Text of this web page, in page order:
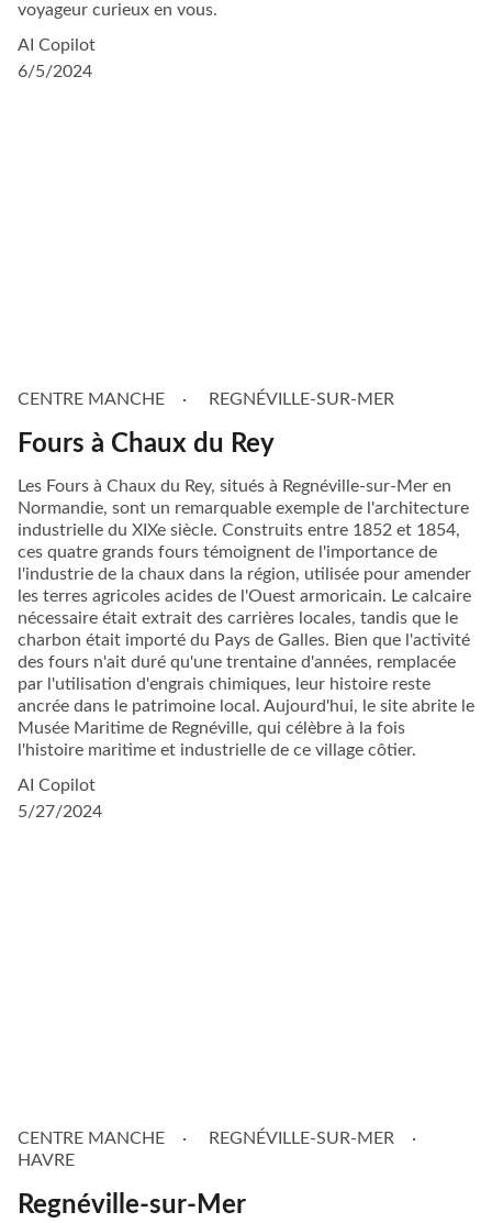
voyageur curieux en vous.
AI Copilot
6/5/2024
CENTRE MANCHE REGNÉVILLE-SUR-MER
Fours à Chaux du Rey
Les Fours à Chaux du Rey, situés à Regnéville-sur-Mer en
Normandie, sont un remarquable exemple de l'architecture
industrielle du XIXe siècle. Construits entre 1852 et 1854,
ces quatre grands fours témoignent de l'importance de
l'industrie de la chaux dans la région, utilisée pour amender
les terres agricoles acides de l'Ouest armoricain. Le calcaire
nécessaire était extrait des carrières locales, tandis que le
charbon était importé du Pays de Galles. Bien que l'activité
des fours n'ait duré qu'une trentaine d'années, remplacée
par l'utilisation d'engrais chimiques, leur histoire reste
ancrée dans le patrimoine local. Aujourd'hui, le site abrite le
Musée Maritime de Regnéville, qui célèbre à la fois
l'histoire maritime et industrielle de ce village côtier.
AI Copilot
5/27/2024
CENTRE MANCHE
REGNÉVILLE-SUR-MER
HAVRE
Regnéville-sur-Mer